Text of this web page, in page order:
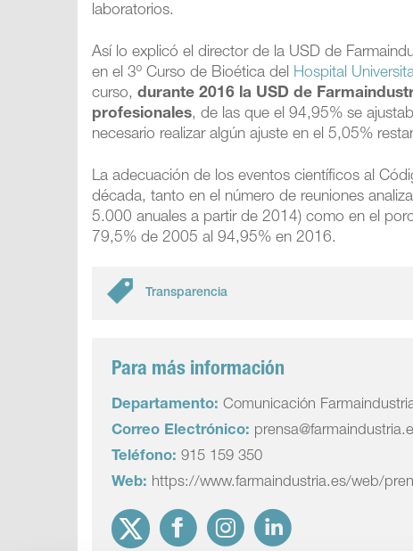
laboratorios.
Así lo explicó el director de la USD de
en el 3º Curso de Bioética del Hospital
curso,durante 2016 la USD de
profesionales, de las que el 94,95% se
necesario realizar algún ajuste en el 5,05%
La adecuación de los eventos científicos al
década, tanto en el número de reuniones
5.000 anuales a partir de 2014) como en el
79,5% de 2005 al 94,95% en 2016.
Transparencia
Para más información
Departamento: Comunicación
Correo Electrónico:
Teléfono: 915 159 350
Web: https://www.farmaindustria.es/web/